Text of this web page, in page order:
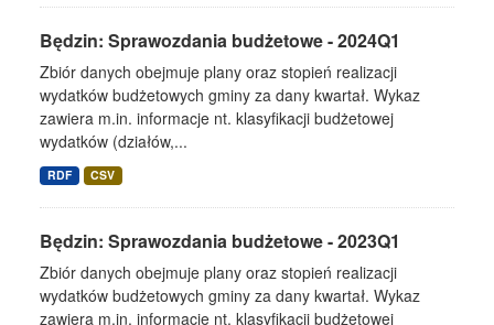
Będzin: Sprawozdania budżetowe - 2024Q1
Zbiór danych obejmuje plany oraz stopień realizacji
wydatków budżetowych gminy za dany kwartał. Wykaz
zawiera m.in. informacje nt. klasyfikacji budżetowej
wydatków (działów,...
RDF CSV
Będzin: Sprawozdania budżetowe - 2023Q1
Zbiór danych obejmuje plany oraz stopień realizacji
wydatków budżetowych gminy za dany kwartał. Wykaz
zawiera m.in. informacje nt. klasyfikacji budżetowej